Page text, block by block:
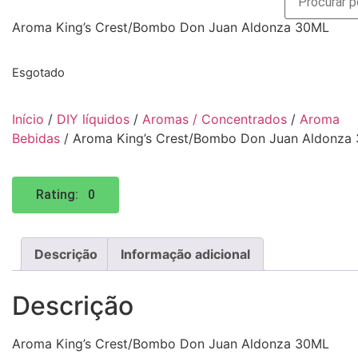
Aroma King’s Crest/Bombo Don Juan Aldonza 30ML
Esgotado
Início / DIY líquidos / Aromas / Concentrados / Aroma
Bebidas / Aroma King’s Crest/Bombo Don Juan Aldonza
Rating: 0
Descrição Informação adicional
Descrição
Aroma King’s Crest/Bombo Don Juan Aldonza 30ML